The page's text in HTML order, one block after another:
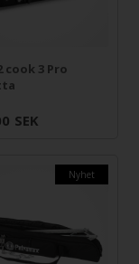
cook 3 Pro
SEK
Nyhet